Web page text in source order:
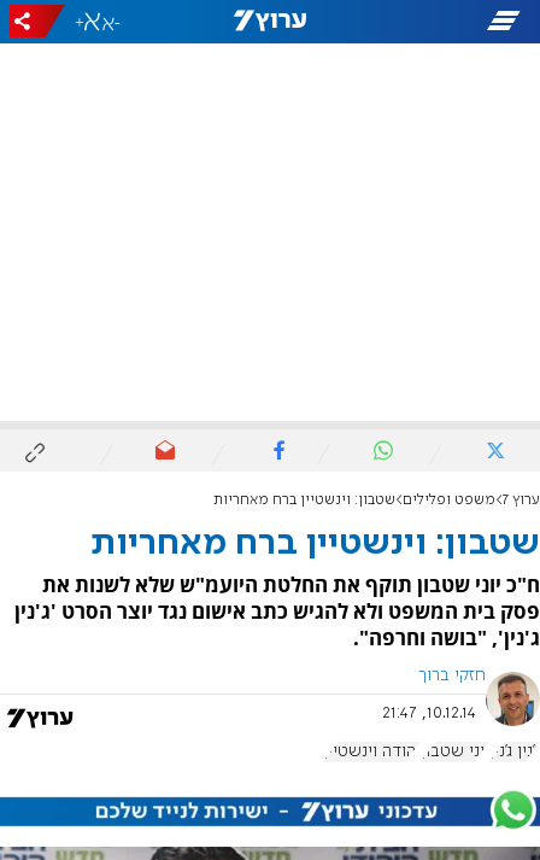
-
+
ערוץ 7 משפט ופלילים שטבון: וינשטיין ברח מאחריות
שטבון: וינשטיין ברח מאחריות
ח"כ יוני שטבון תוקף את החלטת היועמ"ש שלא לשנות את
פסק בית המשפט ולא להגיש כתב אישום נגד יוצר הסרט 'ג'נין
ג'נין', "בושה וחרפה".
חזקי ברוך
10.12.14, 21:47
ג'נין ג'נין יוני שטבון יהודה וינשטיין